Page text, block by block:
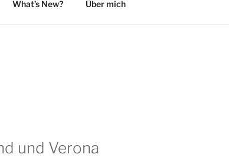
What’s New? Über mich
und Verona